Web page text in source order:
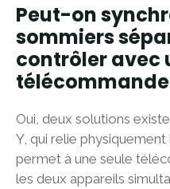
Peut-on
sommiers
contrôler avec
télécommande
Oui, deux solutions
Y, qui relie
permet à une seule
les deux appareils